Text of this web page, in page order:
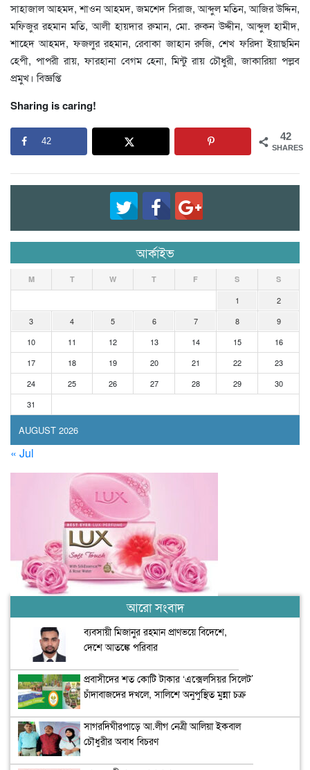
সাহাজাল আহমদ, শাওন আহমদ, জমশেদ সিরাজ, আব্দুল মতিন, আজির উদ্দিন,
মফিজুর রহমান মতি, আলী হায়দার রুমান, মো. রুকন উদ্দীন, আব্দুল হামীদ,
শাহেদ আহমদ, ফজলুর রহমান, রেবাকা জাহান রুজি, শেখ ফরিদা ইয়াছমিন
হেপী, পাপরী রায়, ফারহানা বেগম হেনা, মিন্টু রায় চৌধুরী, জাকারিয়া পল্লব
প্রমুখ। বিজ্ঞপ্তি
Sharing is caring!
42
SHARES
42
আর্কাইভ
AUGUST 2026
M T W T F S S
1
2
3
4 5 6 7 8
9
10
11 12 13 14 15
16
17
18 19 20 21 22
23
24
25 26 27 28 29
30
31
« Jul
আরো সংবাদ
ব্যবসায়ী মিজানুর রহমান প্রাণভয়ে বিদেশে,
দেশে আতঙ্কে পরিবার
প্রবাসীদের শত কোটি টাকার ‘এক্সেলসিয়র সিলেট’
চাঁদাবাজদের দখলে, সালিশে অনুপুস্থিত মুন্না চক্র
সাগরদিঘীরপাড়ে আ.লীগ নেত্রী আলিয়া ইকবাল
চৌধুরীর অবাধ বিচরণ